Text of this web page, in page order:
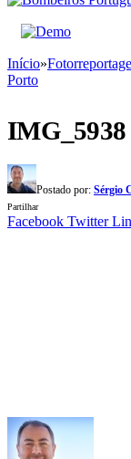
Início»
Porto
IMG_5938
Postado por: Sérgio
Partilhar
Facebook Twitter